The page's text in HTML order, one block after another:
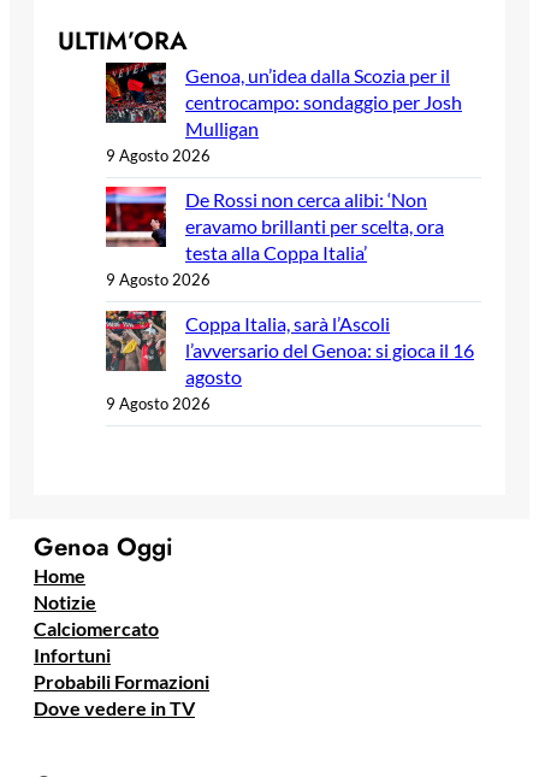
ULTIM’ORA
Genoa, un’idea dalla Scozia per il
centrocampo: sondaggio per Josh
Mulligan
9 Agosto 2026
De Rossi non cerca alibi: ‘Non
eravamo brillanti per scelta, ora
testa alla Coppa Italia’
9 Agosto 2026
Coppa Italia, sarà l’Ascoli
l’avversario del Genoa: si gioca il 16
agosto
9 Agosto 2026
Genoa Oggi
Home
Notizie
Calciomercato
Infortuni
Probabili Formazioni
Dove vedere in TV